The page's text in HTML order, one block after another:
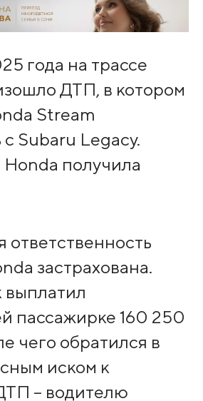
года на трассе
ДТП, в котором
Stream
с Subaru Legacy.
получила
ответственность
застрахована.
пассажирке 160 250
чего обратился в
иском к
– водителю